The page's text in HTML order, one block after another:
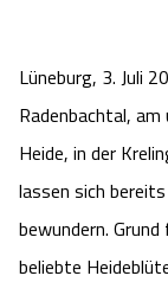
Lüneburg, 3. Juli
Radenbachtal,
Heide, in der
lassen sich
bewundern.
beliebte